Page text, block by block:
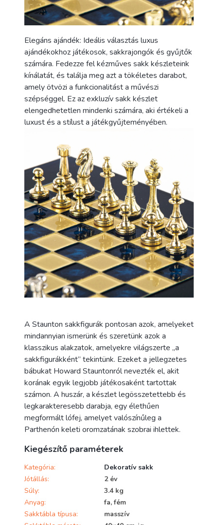
Elegáns ajándék: Ideális választás luxus
ajándékokhoz játékosok, sakkrajongók és gyűjtők
számára. Fedezze fel kézműves sakk készleteink
kínálatát, és találja meg azt a tökéletes darabot,
amely ötvözi a funkcionalitást a művészi
szépséggel. Ez az exkluzív sakk készlet
elengedhetetlen mindenki számára, aki értékeli a
luxust és a stílust a játékgyűjteményében.
A Staunton sakkfigurák pontosan azok, amelyeket
mindannyian ismerünk és szeretünk azok a
klasszikus alakzatok, amelyekre világszerte „a
sakkfigurákként” tekintünk. Ezeket a jellegzetes
bábukat Howard Stauntonról nevezték el, akit
korának egyik legjobb játékosaként tartottak
számon. A huszár, a készlet legösszetettebb és
legkarakteresebb darabja, egy élethűen
megformált lófej, amelyet valószínűleg a
Parthenón keleti oromzatának szobrai ihlettek.
Kiegészítő paraméterek
Kategória:
Dekoratív sakk
Jótállás:
2 év
Súly:
3.4 kg
Anyag:
fa, fém
Sakktábla típusa:
masszív